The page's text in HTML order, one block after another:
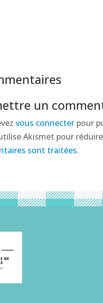
un
vous connecterpour
Akismet pour
sont traitées.